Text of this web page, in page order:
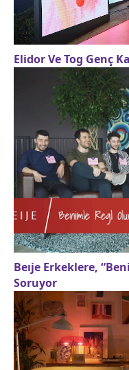
Elidor Ve Tog Genç
Beıje Erkeklere,
Soruyor